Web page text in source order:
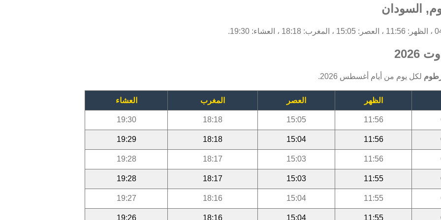
السودان
لكل يوم من أيام أغسطس 2026.
الظهر العصر المغرب العشاء
11:56
15:05
18:18
19:30
11:56
15:04
18:18
19:29
11:56
15:03
18:17
19:28
11:55
15:03
18:17
19:28
11:55
15:04
18:16
19:27
11:55
15:04
18:16
19:26